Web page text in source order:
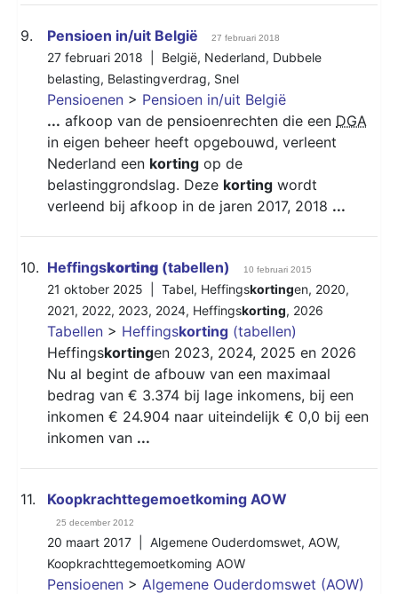
9. Pensioen in/uit België 27 februari 2018
27 februari 2018 | België, Nederland, Dubbele
belasting, Belastingverdrag, Snel
Pensioenen > Pensioen in/uit België
... afkoop van de pensioenrechten die een DGA
in eigen beheer heeft opgebouwd, verleent
Nederland een korting op de
belastinggrondslag. Deze korting wordt
verleend bij afkoop in de jaren 2017, 2018 ...
10. Heffingskorting (tabellen) 10 februari 2015
21 oktober 2025 | Tabel, Heffingskortingen, 2020,
2021, 2022, 2023, 2024, Heffingskorting, 2026
Tabellen > Heffingskorting (tabellen)
Heffingskortingen 2023, 2024, 2025 en 2026
Nu al begint de afbouw van een maximaal
bedrag van € 3.374 bij lage inkomens, bij een
inkomen € 24.904 naar uiteindelijk € 0,0 bij een
inkomen van ...
11. Koopkrachttegemoetkoming AOW
25 december 2012
20 maart 2017 | Algemene Ouderdomswet, AOW,
Koopkrachttegemoetkoming AOW
Pensioenen > Algemene Ouderdomswet (AOW)